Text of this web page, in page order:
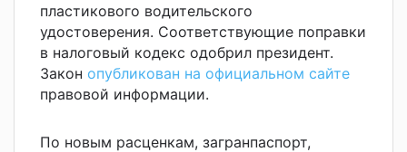
пластикового водительского
удостоверения. Соответствующие поправки
в налоговый кодекс одобрил президент.
Закон опубликован на официальном сайте
правовой информации.
По новым расценкам, загранпаспорт,